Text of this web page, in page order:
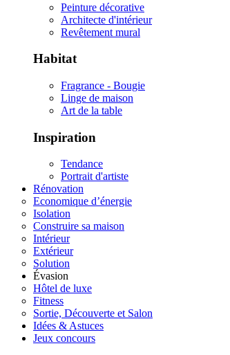
Peinture décorative
Architecte d'intérieur
Revêtement mural
Habitat
Fragrance - Bougie
Linge de maison
Art de la table
Inspiration
Tendance
Portrait d'artiste
Rénovation
Economique d’énergie
Isolation
Construire sa maison
Intérieur
Extérieur
Solution
Évasion
Hôtel de luxe
Fitness
Sortie, Découverte et Salon
Idées & Astuces
Jeux concours